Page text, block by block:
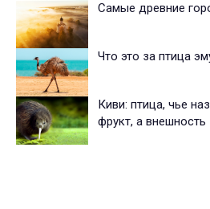
Самые древние
Что это за птица
Киви: птица, чье
фрукт, а